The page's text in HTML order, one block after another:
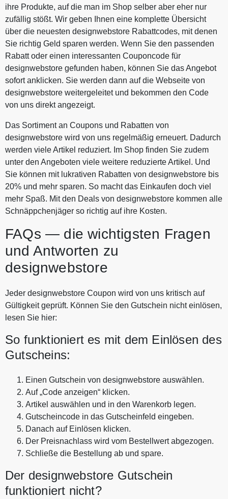
ihre Produkte, auf die man im Shop selber aber eher nur
zufällig stößt. Wir geben Ihnen eine komplette Übersicht
über die neuesten designwebstore Rabattcodes, mit denen
Sie richtig Geld sparen werden. Wenn Sie den passenden
Rabatt oder einen interessanten Couponcode für
designwebstore gefunden haben, können Sie das Angebot
sofort anklicken. Sie werden dann auf die Webseite von
designwebstore weitergeleitet und bekommen den Code
von uns direkt angezeigt.
Das Sortiment an Coupons und Rabatten von
designwebstore wird von uns regelmäßig erneuert. Dadurch
werden viele Artikel reduziert. Im Shop finden Sie zudem
unter den Angeboten viele weitere reduzierte Artikel. Und
Sie können mit lukrativen Rabatten von designwebstore bis
20% und mehr sparen. So macht das Einkaufen doch viel
mehr Spaß. Mit den Deals von designwebstore kommen alle
Schnäppchenjäger so richtig auf ihre Kosten.
FAQs — die wichtigsten Fragen
und Antworten zu
designwebstore
Jeder designwebstore Coupon wird von uns kritisch auf
Gültigkeit geprüft. Können Sie den Gutschein nicht einlösen,
lesen Sie hier:
So funktioniert es mit dem Einlösen des
Gutscheins:
Einen Gutschein von designwebstore auswählen.
Auf „Code anzeigen“ klicken.
Artikel auswählen und in den Warenkorb legen.
Gutscheincode in das Gutscheinfeld eingeben.
Danach auf Einlösen klicken.
Der Preisnachlass wird vom Bestellwert abgezogen.
Schließe die Bestellung ab und spare.
Der designwebstore Gutschein
funktioniert nicht?